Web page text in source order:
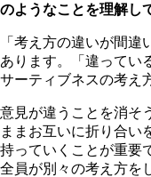
のようなことを理解し
「考え方の違いが間
あります。「違ってい
サーティブネスの考え
意見が違うことを消そ
ままお互いに折り合い
持っていくことが重要
全員が別々の考え方を